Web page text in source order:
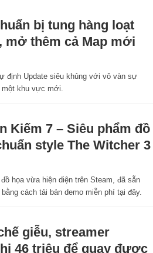
bị tung hàng loạt
mở thêm cả Map mới
định Update siêu khủng với vô vàn sự
khu vực mới.
Kiếm 7 – Siêu phẩm đồ
style The Witcher 3
họa vừa hiện diện trên Steam, đã sẵn
cách tải bản demo miễn phí tại đây.
giễu, streamer
46 triệu để quay được